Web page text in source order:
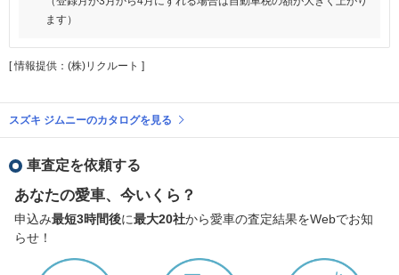
ます）
[ 情報提供：(株)リクルート ]
スズキ ジムニーのカタログを見る
車査定を依頼する
あなたの愛車、今いくら？
申込み最短3時間後に最大20社から愛車の査定結果をWebでお知
らせ！